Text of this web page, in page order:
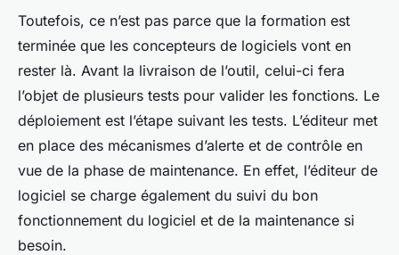
Toutefois, ce n’est pas parce que la formation est
terminée que les concepteurs de logiciels vont en
rester là. Avant la livraison de l’outil, celui-ci fera
l’objet de plusieurs tests pour valider les fonctions. Le
déploiement est l’étape suivant les tests. L’éditeur met
en place des mécanismes d’alerte et de contrôle en
vue de la phase de maintenance. En effet, l’éditeur de
logiciel se charge également du suivi du bon
fonctionnement du logiciel et de la maintenance si
besoin.